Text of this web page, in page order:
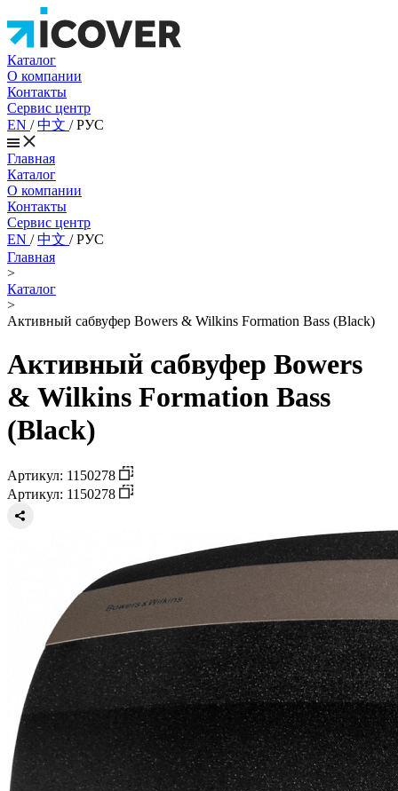
Каталог
О компании
Контакты
Сервис центр
EN /中文 /РУС
Главная
Каталог
О компании
Контакты
Сервис центр
EN /中文 /РУС
Главная
>
Каталог
>
Активный сабвуфер Bowers & Wilkins Formation Bass (Black)
Активный сабвуфер Bowers
& Wilkins Formation Bass
(Black)
Артикул: 1150278
Артикул: 1150278